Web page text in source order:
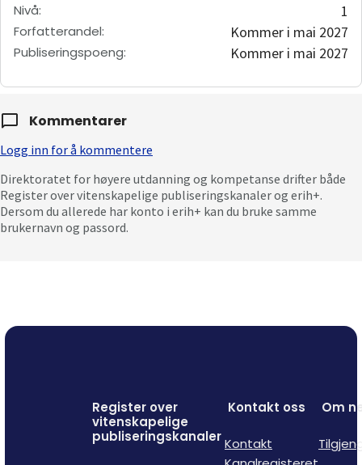
Nivå: 1
Forfatterandel: Kommer i mai 2027
Publiseringspoeng: Kommer i mai 2027
Kommentarer
Logg inn for å kommentere
Direktoratet for høyere utdanning og kompetanse drifter både
Register over vitenskapelige publiseringskanaler og erih+.
Dersom du allerede har konto i erih+ kan du bruke samme
brukernavn og passord.
Register over
vitenskapelige
publiseringskanaler
Kontakt oss
Kontakt
Om